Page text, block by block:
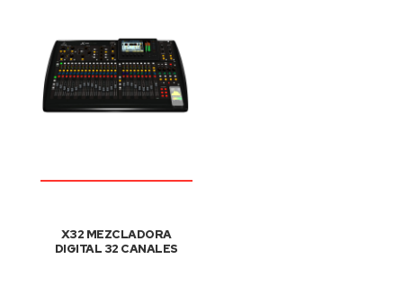
X32 MEZCLADORA
DIGITAL 32 CANALES